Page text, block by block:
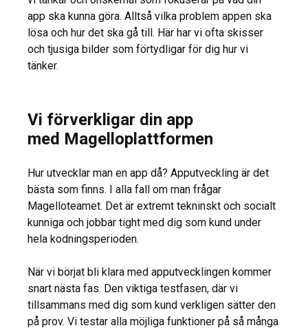
app ska kunna göra. Alltså vilka problem appen ska
lösa och hur det ska gå till. Här har vi ofta skisser
och tjusiga bilder som förtydligar för dig hur vi
tänker.
Vi förverkligar din app
med Magelloplattformen
Hur utvecklar man en app då? Apputveckling är det
bästa som finns. I alla fall om man frågar
Magelloteamet. Det är extremt tekninskt och socialt
kunniga och jobbar tight med dig som kund under
hela kodningsperioden.
När vi börjat bli klara med apputvecklingen kommer
snart nästa fas. Den viktiga testfasen, där vi
tillsammans med dig som kund verkligen sätter den
på prov. Vi testar alla möjliga funktioner på så många